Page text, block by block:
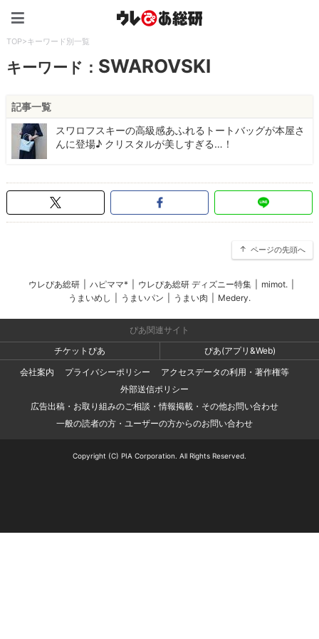
TOP>キーワード別一覧
キーワード： SWAROVSKI
記事一覧
スワロフスキーの高級感あふれるトートバッグが本屋さ
んに登場♪ クリスタルが美しすぎる…！
ページの先頭へ
ウレぴあ総研 ハピママ* ウレぴあ総研 ディズニー特集 mimot.
うまいめし
うまいパン うまい肉 Medery.
ぴあ関連サイト
チケットぴあ
ぴあ(アプリ&Web)
会社案内
プライバシーポリシー
アクセスデータの利用・著作権等
外部送信ポリシー
広告出稿・お取り組みのご相談・情報掲載・その他お問い合わせ
一般の読者の方・ユーザーの方からのお問い合わせ
Copyright (C) PIA Corporation. All Rights Reserved.